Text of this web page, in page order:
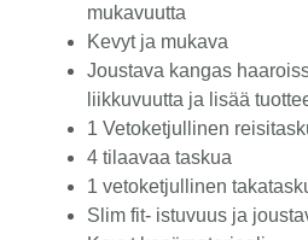
mukavuutta
Kevyt ja mukava
Joustava kangas
liikkuvuutta ja lisää
1 Vetoketjullinen
4 tilaavaa taskua
1 vetoketjullinen
Slim fit- istuvuus ja